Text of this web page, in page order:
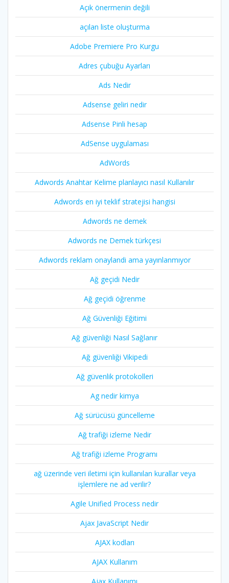
Açık önermenin değili
açılan liste oluşturma
Adobe Premiere Pro Kurgu
Adres çubuğu Ayarları
Ads Nedir
Adsense geliri nedir
Adsense Pinli hesap
AdSense uygulaması
AdWords
Adwords Anahtar Kelime planlayıcı nasıl Kullanılır
Adwords en iyi teklif stratejisi hangisi
Adwords ne demek
Adwords ne Demek türkçesi
Adwords reklam onaylandi ama yayınlanmıyor
Ağ geçidi Nedir
Ağ geçidi öğrenme
Ağ Güvenliği Eğitimi
Ağ güvenliği Nasıl Sağlanır
Ağ güvenliği Vikipedi
Ağ güvenlik protokolleri
Ag nedir kimya
Ağ sürücüsü güncelleme
Ağ trafiği izleme Nedir
Ağ trafiği izleme Programı
ağ üzerinde veri iletimi için kullanılan kurallar veya
işlemlere ne ad verilir?
Agile Unified Process nedir
Ajax JavaScript Nedir
AJAX kodları
AJAX Kullanım